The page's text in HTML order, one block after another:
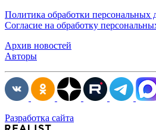
Политика обработки персональных
Согласие на обработку
Архив новостей
Авторы
Разработка сайта